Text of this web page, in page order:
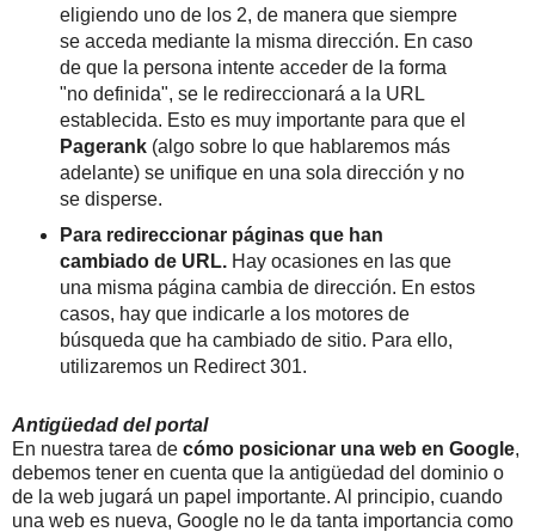
eligiendo uno de los 2, de manera que siempre
se acceda mediante la misma dirección. En caso
de que la persona intente acceder de la forma
"no definida", se le redireccionará a la URL
establecida. Esto es muy importante para que el
Pagerank(algo sobre lo que hablaremos más
adelante) se unifique en una sola dirección y no
se disperse.
Para redireccionar páginas que han
cambiado de URL.Hay ocasiones en las que
una misma página cambia de dirección. En estos
casos, hay que indicarle a los motores de
búsqueda que ha cambiado de sitio. Para ello,
utilizaremos un Redirect 301.
Antigüedad del portal
En nuestra tarea de cómo posicionar una web en Google,
debemos tener en cuenta que la antigüedad del dominio o
de la web jugará un papel importante. Al principio, cuando
una web es nueva, Google no le da tanta importancia como